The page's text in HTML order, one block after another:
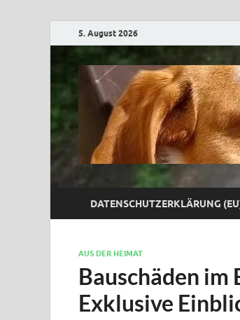
5. August 2026
DATENSCHUTZERKLÄRUNG
AUS DER HEIMAT
Bauschäden
Exklusive